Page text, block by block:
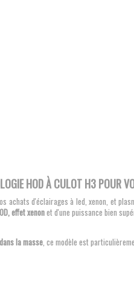
HOD À CULOT H3 POUR
achats d'éclairages à led, xenon, et
effet xenonet d'une puissance bien
la masse, ce modèle est